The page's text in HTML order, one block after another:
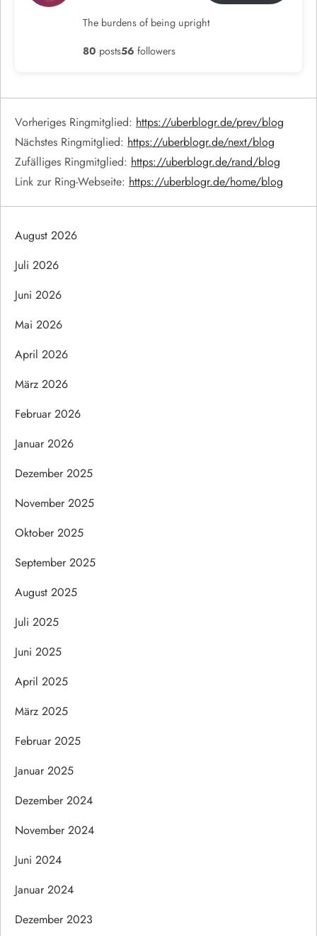
The burdens of being upright
80 posts56 followers
Vorheriges Ringmitglied: https://uberblogr.de/prev/blog
Nächstes Ringmitglied: https://uberblogr.de/next/blog
Zufälliges Ringmitglied: https://uberblogr.de/rand/blog
Link zur Ring-Webseite: https://uberblogr.de/home/blog
August 2026
Juli 2026
Juni 2026
Mai 2026
April 2026
März 2026
Februar 2026
Januar 2026
Dezember 2025
November 2025
Oktober 2025
September 2025
August 2025
Juli 2025
Juni 2025
April 2025
März 2025
Februar 2025
Januar 2025
Dezember 2024
November 2024
Juni 2024
Januar 2024
Dezember 2023